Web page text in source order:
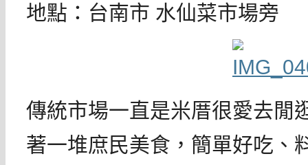
地點：台南市 水仙菜市場旁
傳統市場一直是米厝很愛去閒
著一堆庶民美食，簡單好吃、